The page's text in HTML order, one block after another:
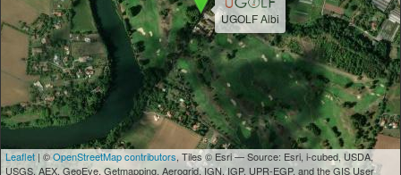
UGOLF Albi
Leaflet | ©OpenStreetMap contributors, Tiles © Esri — Source: Esri, i-cubed, USDA,
USGS, AEX, GeoEye, Getmapping, Aerogrid, IGN, IGP, UPR-EGP, and the GIS User